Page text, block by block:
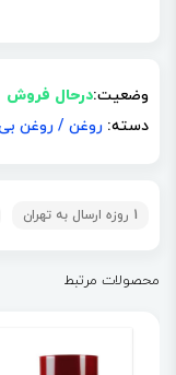
وضعیت:درحال فروش
دسته: روغن / روغن
1 روزه ارسال به تهران
محصولات مرتبط